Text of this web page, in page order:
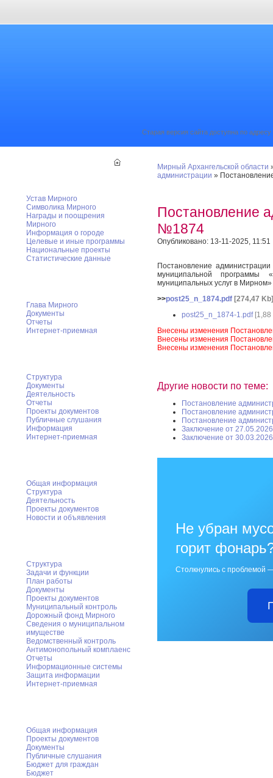
Старая версия сайта доступна по адресу
Устав Мирного
Символика Мирного
Награды и поощрения
Мирного
Информация о городе
Целевые и иные программы
Национальные проекты
Статистические данные
Глава Мирного
Документы
Отчеты
Интернет-приемная
Структура
Документы
Деятельность
Отчеты
Проекты документов
Публичные слушания
Информация
Интернет-приемная
Общая информация
Структура
Деятельность
Проекты документов
Новости и объявления
Структура
Задачи и функции
План работы
Документы
Проекты документов
Муниципальный контроль
Дорожный фонд Мирного
Cведения о муниципальном
имуществе
Ведомственный контроль
Антимонопольный комплаенс
Отчеты
Информационные системы
Защита информации
Интернет-приемная
Общая информация
Проекты документов
Документы
Публичные слушания
Бюджет для граждан
Бюджет
Мирный Архангельской области
администрации »
Постановление
№1874
Опубликовано: 13-11-2025, 11:51
Постановление
муниципальной программы
муниципальных услуг в Мирном»
>>post25_n_1874.pdf [274,47 Kb]
post25_n_1874-1.pdf[1,88
Внесены изменения
Внесены изменения
Внесены изменения
Другие новости по теме:
Постановление
Постановление
Постановление
Заключение от 27.05.2026
Заключение от 30.03.2026
Не убран
горит
Столкнулись с проблемой